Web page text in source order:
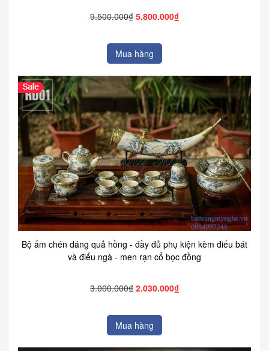
9.500.000₫ 5.800.000₫
Mua hàng
Bộ ấm chén dáng quả hồng - đầy đủ phụ kiện kèm điếu bát
và điếu ngà - men rạn cổ bọc đồng
3.000.000₫ 2.030.000₫
Mua hàng